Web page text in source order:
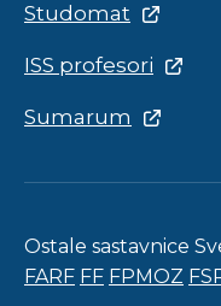
Studomat
ISS profesori
Sumarum
Ostale sastavnice
FARF FF FPMOZ